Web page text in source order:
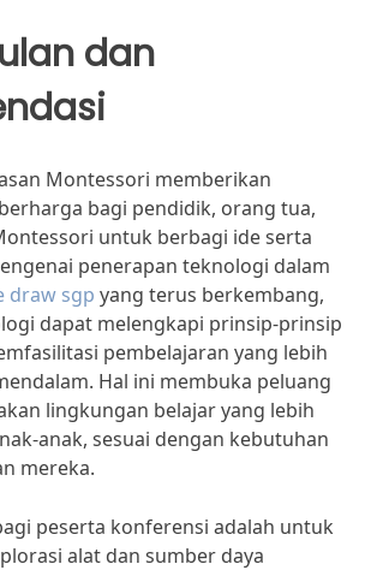
dan
Montessori memberikan
bagi pendidik, orang tua,
untuk berbagi ide serta
penerapan teknologi dalam
draw sgp yang terus berkembang,
dapat melengkapi prinsip-prinsip
pembelajaran yang lebih
Hal ini membuka peluang
lingkungan belajar yang lebih
anak, sesuai dengan kebutuhan
mereka.
peserta konferensi adalah untuk
alat dan sumber daya